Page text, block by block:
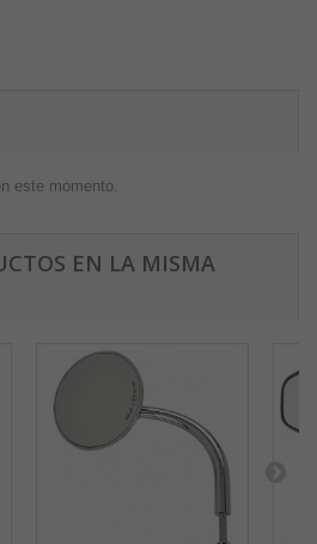
este momento.
EN LA MISMA